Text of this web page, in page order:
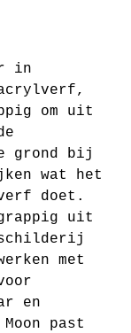
in
acrylverf,
om uit
grond bij
wat het
doet.
uit
schilderij
met
en
past